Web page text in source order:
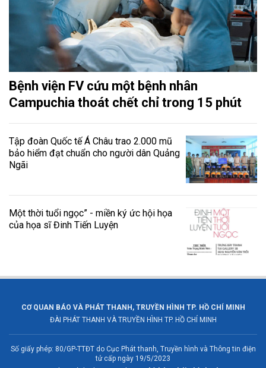
Bệnh viện FV cứu một bệnh nhân
Campuchia thoát chết chỉ trong 15 phút
Tập đoàn Quốc tế Á Châu trao 2.000 mũ
bảo hiểm đạt chuẩn cho người dân Quảng
Ngãi
Một thời tuổi ngọc” - miền ký ức hội họa
của họa sĩ Đinh Tiến Luyện
CƠ QUAN BÁO VÀ PHÁT THANH, TRUYỀN HÌNH TP. HỒ CHÍ MINH
ĐÀI PHÁT THANH VÀ TRUYỀN HÌNH TP. HỒ CHÍ MINH
Số giấy phép: 80/GP-TTĐT do Cục Phát thanh, Truyền hình và Thông tin điện
tử cấp ngày 19/5/2023